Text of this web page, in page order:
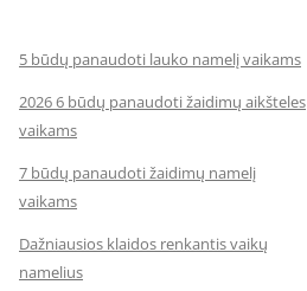
5 būdų panaudoti lauko namelį vaikams
2026 6 būdų panaudoti žaidimų aikšteles
vaikams
7 būdų panaudoti žaidimų namelį
vaikams
Dažniausios klaidos renkantis vaikų
namelius